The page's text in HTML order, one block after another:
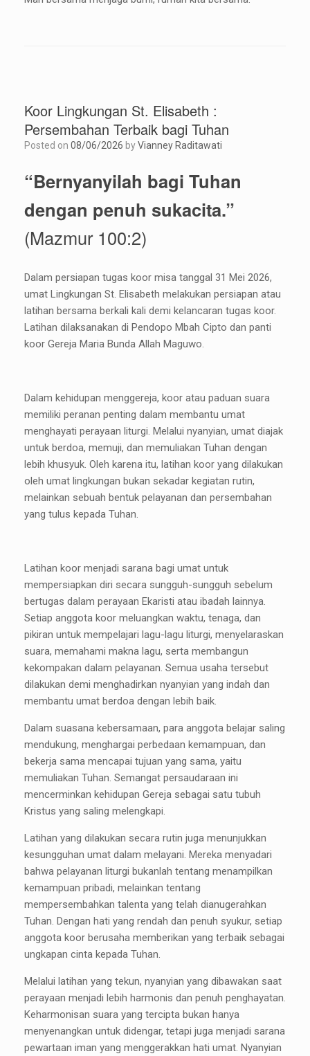
Koor Lingkungan St. Elisabeth :
Persembahan Terbaik bagi Tuhan
Posted on 08/06/2026 byVianney Raditawati
“Bernyanyilah bagi Tuhan
dengan penuh sukacita.”
(Mazmur 100:2)
Dalam persiapan tugas koor misa tanggal 31 Mei 2026,
umat Lingkungan St. Elisabeth melakukan persiapan atau
latihan bersama berkali kali demi kelancaran tugas koor.
Latihan dilaksanakan di Pendopo Mbah Cipto dan panti
koor Gereja Maria Bunda Allah Maguwo.
Dalam kehidupan menggereja, koor atau paduan suara
memiliki peranan penting dalam membantu umat
menghayati perayaan liturgi. Melalui nyanyian, umat diajak
untuk berdoa, memuji, dan memuliakan Tuhan dengan
lebih khusyuk. Oleh karena itu, latihan koor yang dilakukan
oleh umat lingkungan bukan sekadar kegiatan rutin,
melainkan sebuah bentuk pelayanan dan persembahan
yang tulus kepada Tuhan.
Latihan koor menjadi sarana bagi umat untuk
mempersiapkan diri secara sungguh-sungguh sebelum
bertugas dalam perayaan Ekaristi atau ibadah lainnya.
Setiap anggota koor meluangkan waktu, tenaga, dan
pikiran untuk mempelajari lagu-lagu liturgi, menyelaraskan
suara, memahami makna lagu, serta membangun
kekompakan dalam pelayanan. Semua usaha tersebut
dilakukan demi menghadirkan nyanyian yang indah dan
membantu umat berdoa dengan lebih baik.
Dalam suasana kebersamaan, para anggota belajar saling
mendukung, menghargai perbedaan kemampuan, dan
bekerja sama mencapai tujuan yang sama, yaitu
memuliakan Tuhan. Semangat persaudaraan ini
mencerminkan kehidupan Gereja sebagai satu tubuh
Kristus yang saling melengkapi.
Latihan yang dilakukan secara rutin juga menunjukkan
kesungguhan umat dalam melayani. Mereka menyadari
bahwa pelayanan liturgi bukanlah tentang menampilkan
kemampuan pribadi, melainkan tentang
mempersembahkan talenta yang telah dianugerahkan
Tuhan. Dengan hati yang rendah dan penuh syukur, setiap
anggota koor berusaha memberikan yang terbaik sebagai
ungkapan cinta kepada Tuhan.
Melalui latihan yang tekun, nyanyian yang dibawakan saat
perayaan menjadi lebih harmonis dan penuh penghayatan.
Keharmonisan suara yang tercipta bukan hanya
menyenangkan untuk didengar, tetapi juga menjadi sarana
pewartaan iman yang menggerakkan hati umat. Nyanyian